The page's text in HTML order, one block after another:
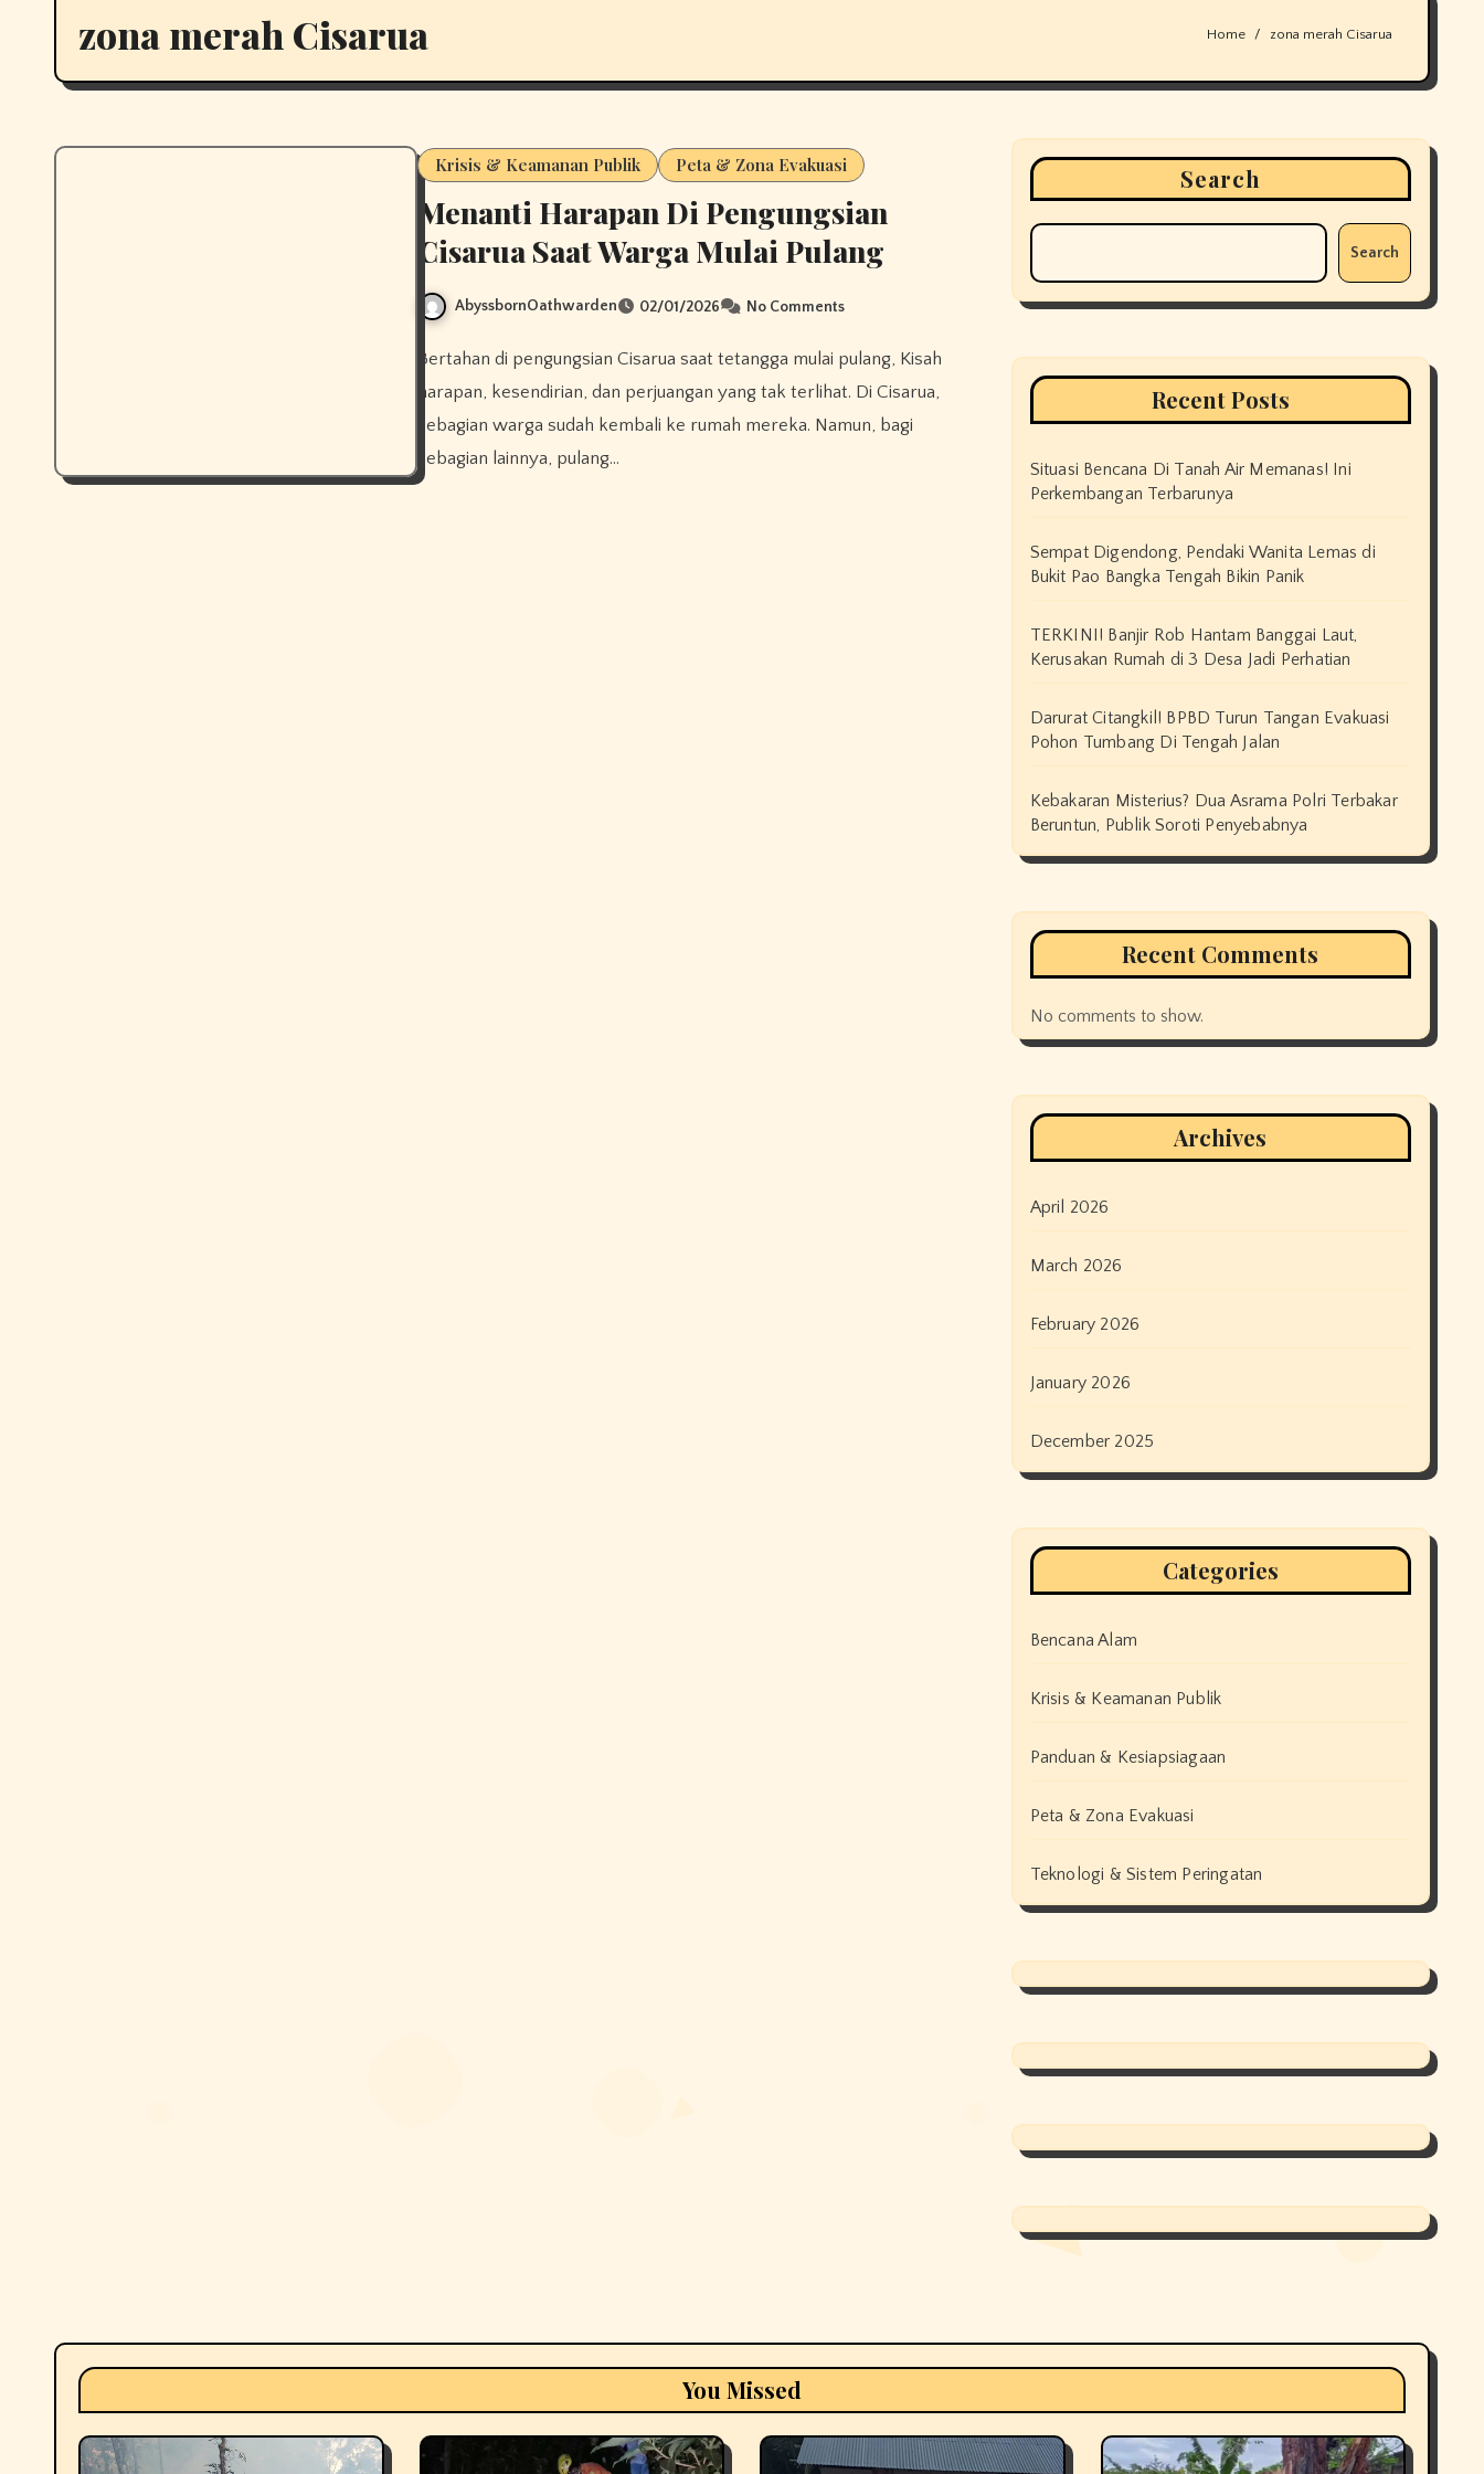
zona merah Cisarua Home zona merah Cisarua
Krisis & Keamanan Publik Peta & Zona Evakuasi
Menanti Harapan Di Pengungsian
Cisarua Saat Warga Mulai Pulang
AbyssbornOathwarden 02/01/2026 No Comments
Bertahan di pengungsian Cisarua saat tetangga mulai pulang, Kisah
harapan, kesendirian, dan perjuangan yang tak terlihat. Di Cisarua,
sebagian warga sudah kembali ke rumah mereka. Namun, bagi
sebagian lainnya, pulang…
Search
Search
Recent Posts
Situasi Bencana Di Tanah Air Memanas! Ini
Perkembangan Terbarunya
Sempat Digendong, Pendaki Wanita Lemas di
Bukit Pao Bangka Tengah Bikin Panik
TERKINI! Banjir Rob Hantam Banggai Laut,
Kerusakan Rumah di 3 Desa Jadi Perhatian
Darurat Citangkil! BPBD Turun Tangan Evakuasi
Pohon Tumbang Di Tengah Jalan
Kebakaran Misterius? Dua Asrama Polri Terbakar
Beruntun, Publik Soroti Penyebabnya
Recent Comments
No comments to show.
Archives
April 2026
March 2026
February 2026
January 2026
December 2025
Categories
Bencana Alam
Krisis & Keamanan Publik
Panduan & Kesiapsiagaan
Peta & Zona Evakuasi
Teknologi & Sistem Peringatan
You Missed